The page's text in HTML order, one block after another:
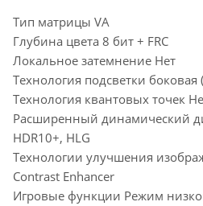
Тип матрицы VA
Глубина цвета 8 бит + FRC
Локальное затемнение Нет
Технология подсветки боковая
Технология квантовых точек
Расширенный динамический
HDR10+, HLG
Технологии улучшения
Contrast Enhancer
Игровые функции Режим